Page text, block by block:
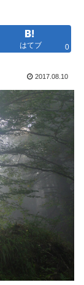
はてブ 0
2017.08.10